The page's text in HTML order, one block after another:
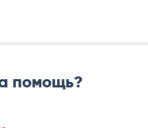
помощь?